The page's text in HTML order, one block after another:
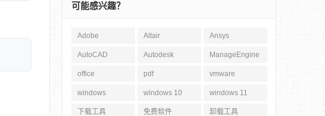
可能感兴趣？
Adobe Altair Ansys
AutoCAD Autodesk ManageEngine
office pdf vmware
windows windows 10 windows 11
下载工具 免费软件 卸载工具